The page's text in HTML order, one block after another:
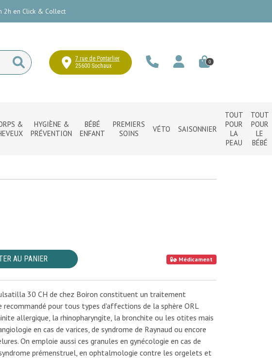
2h en Click & Collect
7 rue de Pontarlier
25600 Sochaux
0
&
HYGIÈNE &
PRÉVENTION
BÉBÉ
ENFANT
PREMIERS
SOINS
VÉTO SAISONNIER
TOUT
POUR
LA
PEAU
TOUT
POUR
LE
BÉBÉ
AU PANIER Médicament
30 CH de chez Boiron constituent un traitement
recommandé pour tous types d'affections de la sphère ORL
allergique, la rhinopharyngite, la bronchite ou les otites mais
en cas de varices, de syndrome de Raynaud ou encore
On emploie aussi ces granules en gynécologie en cas de
prémenstruel, en ophtalmologie contre les orgelets et